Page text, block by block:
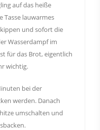
auf das heiße
Tasse lauwarmes
und sofort die
Wasserdampf im
für das Brot, eigentlich
wichtig.
bei der
werden. Danach
umschalten und